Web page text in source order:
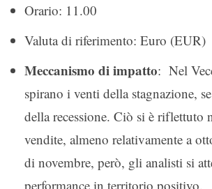
Orario: 11.00
Valuta di riferimento: Euro (EUR)
Meccanismo di impatto: Nel
spirano i venti della stagnazione,
della recessione. Ciò si è riflettuto
vendite, almeno relativamente a
di novembre, però, gli analisti si
performance in territorio positivo.